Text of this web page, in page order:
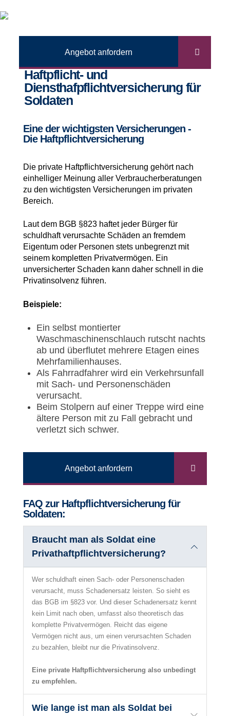
Angebot anfordern
Haftpflicht- und
Diensthafpflichtversicherung für
Soldaten
Eine der wichtigsten Versicherungen -
Die Haftpflichtversicherung
Die private Haftpflichtversicherung gehört nach
einhelliger Meinung aller Verbraucherberatungen
zu den wichtigsten Versicherungen im privaten
Bereich.
Laut dem BGB §823 haftet jeder Bürger für
schuldhaft verursachte Schäden an fremdem
Eigentum oder Personen stets unbegrenzt mit
seinem kompletten Privatvermögen. Ein
unversicherter Schaden kann daher schnell in die
Privatinsolvenz führen.
Beispiele:
Ein selbst montierter
Waschmaschinenschlauch rutscht nachts
ab und überflutet mehrere Etagen eines
Mehrfamilienhauses.
Als Fahrradfahrer wird ein Verkehrsunfall
mit Sach- und Personenschäden
verursacht.
Beim Stolpern auf einer Treppe wird eine
ältere Person mit zu Fall gebracht und
verletzt sich schwer.
Angebot anfordern
FAQ zur Haftpflichtversicherung für
Soldaten:
Braucht man als Soldat eine
Privathaftpflichtversicherung?
Wer schuldhaft einen Sach- oder Personenschaden
verursacht, muss Schadenersatz leisten. So sieht es
das BGB im §823 vor. Und dieser Schadenersatz kennt
kein Limit nach oben, umfasst also theoretisch das
komplette Privatvermögen. Reicht das eigene
Vermögen nicht aus, um einen verursachten Schaden
zu bezahlen, bleibt nur die Privatinsolvenz.
Eine private Haftpflichtversicherung also unbedingt
zu empfehlen.
Wie lange ist man als Soldat bei